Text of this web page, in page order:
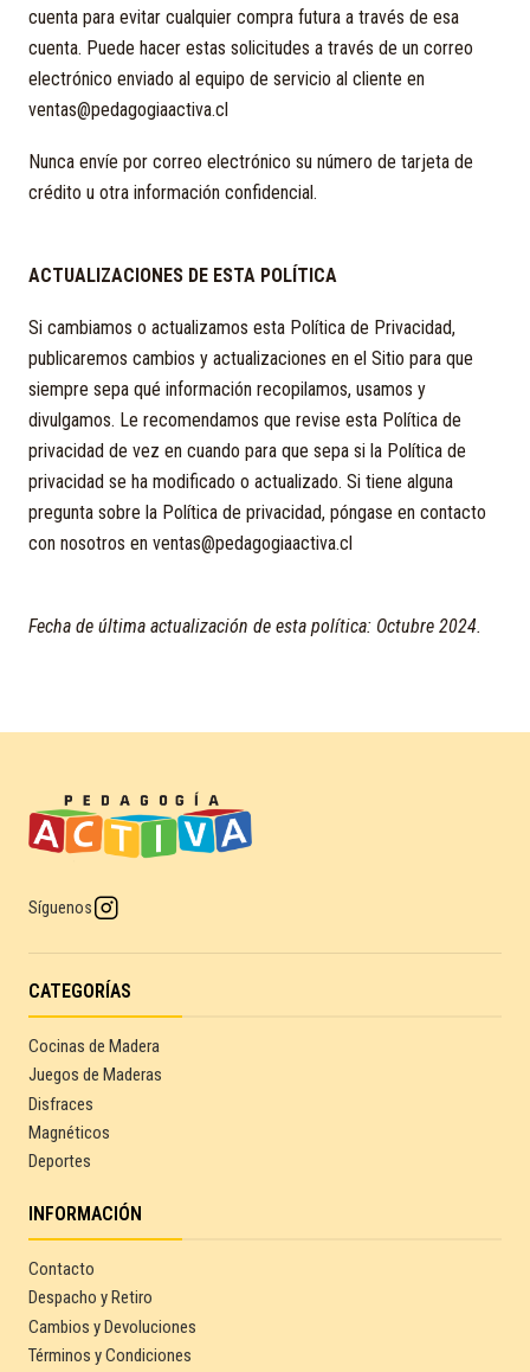
cuenta para evitar cualquier compra futura a través de esa
cuenta. Puede hacer estas solicitudes a través de un correo
electrónico enviado al equipo de servicio al cliente en
ventas@pedagogiaactiva.cl
Nunca envíe por correo electrónico su número de tarjeta de
crédito u otra información confidencial.
ACTUALIZACIONES DE ESTA POLÍTICA
Si cambiamos o actualizamos esta Política de Privacidad,
publicaremos cambios y actualizaciones en el Sitio para que
siempre sepa qué información recopilamos, usamos y
divulgamos. Le recomendamos que revise esta Política de
privacidad de vez en cuando para que sepa si la Política de
privacidad se ha modificado o actualizado. Si tiene alguna
pregunta sobre la Política de privacidad, póngase en contacto
con nosotros en ventas@pedagogiaactiva.cl
Fecha de última actualización de esta política: Octubre 2024.
Síguenos
CATEGORÍAS
Cocinas de Madera
Juegos de Maderas
Disfraces
Magnéticos
Deportes
INFORMACIÓN
Contacto
Despacho y Retiro
Cambios y Devoluciones
Términos y Condiciones